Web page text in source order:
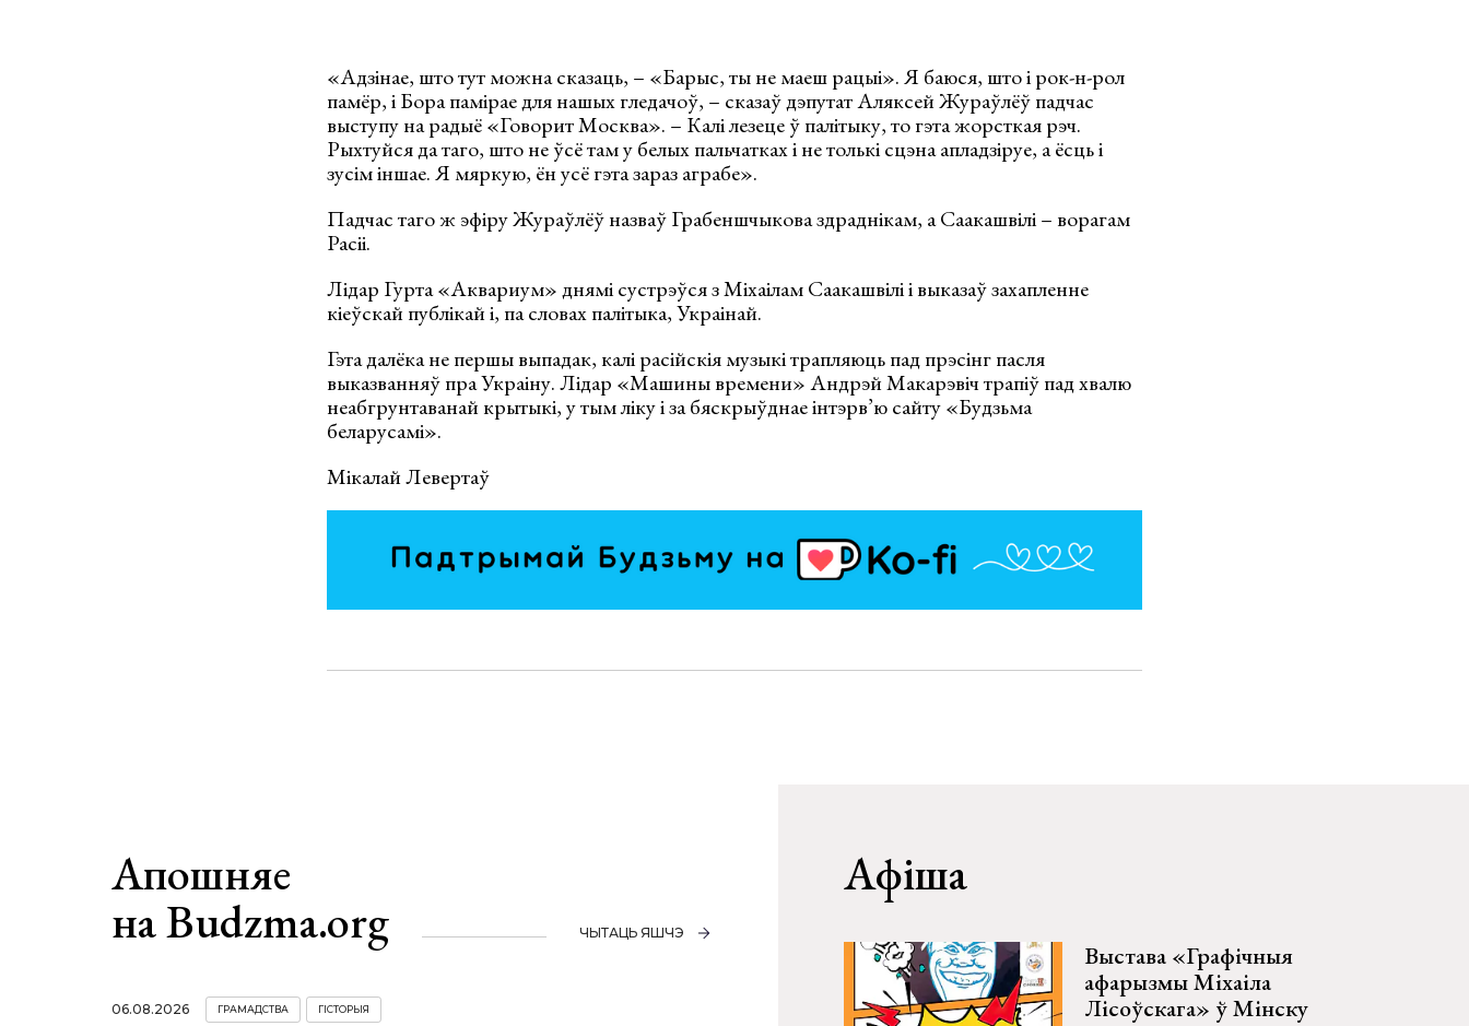
«Адзінае, што тут можна сказаць, – «Барыс, ты не маеш рацыі». Я баюся, што і рок-н-рол
памёр, і Бора памірае для нашых гледачоў, – сказаў дэпутат Аляксей Жураўлёў падчас
выступу на радыё «Говорит Москва». – Калі лезеце ў палітыку, то гэта жорсткая рэч.
Рыхтуйся да таго, што не ўсё там у белых пальчатках і не толькі сцэна апладзіруе, а ёсць і
зусім іншае. Я мяркую, ён усё гэта зараз аграбе».
Падчас таго ж эфіру Жураўлёў назваў Грабеншчыкова здраднікам, а Саакашвілі – ворагам
Расіі.
Лідар Гурта «Аквариум» днямі сустрэўся з Міхаілам Саакашвілі і выказаў захапленне
кіеўскай публікай і, па словах палітыка, Украінай.
Гэта далёка не першы выпадак, калі расійскія музыкі трапляюць пад прэсінг пасля
выказванняў пра Украіну. Лідар «Машины времени» Андрэй Макарэвіч трапіў пад хвалю
неабгрунтаванай крытыкі, у тым ліку і за бяскрыўднае інтэрв’ю сайту «Будзьма
беларусамі».
Мікалай Левертаў
Апошняе
на Budzma.org
ЧЫТАЦЬ ЯШЧЭ
06.08.2026 ГРАМАДСТВА ГІСТОРЫЯ
Афіша
Выстава «Графічныя
афарызмы Міхаіла
Лісоўскага» ў Мінску